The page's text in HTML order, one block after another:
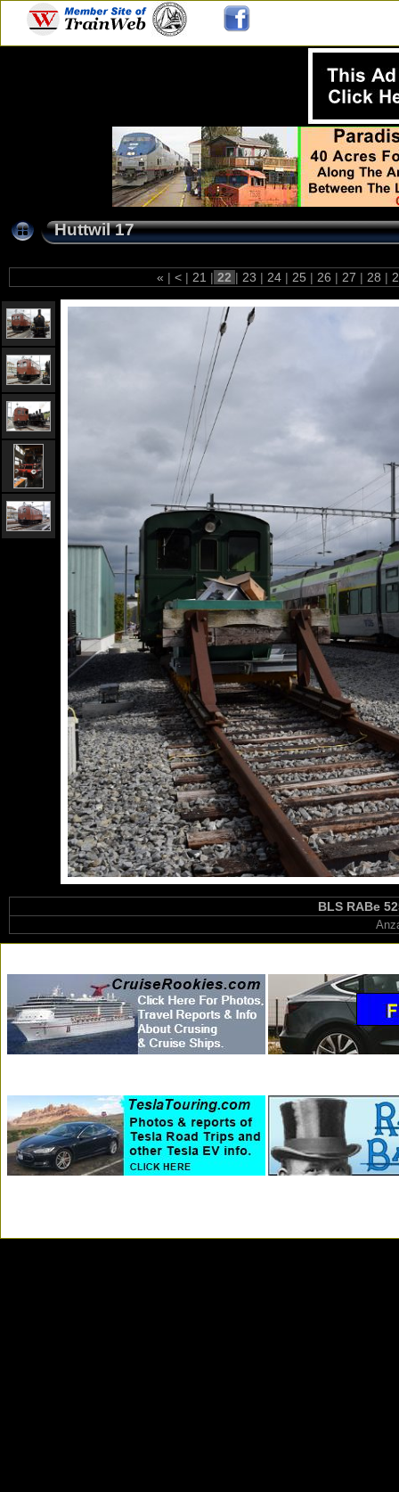
Huttwil 17
« | < | 21 | 22 | 23 | 24 | 25 | 26 | 27 | 28 |
BLS RABe